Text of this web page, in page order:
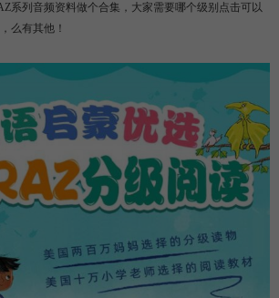
系列音频资料做个合集，大家需要哪个级别点击可以
么有其他！